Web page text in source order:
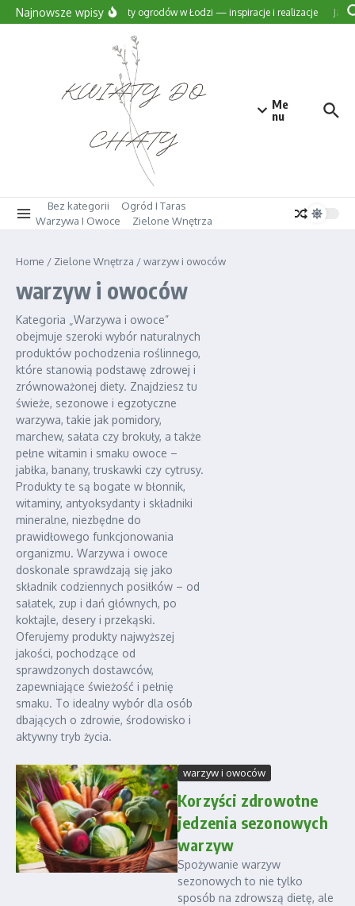
Przejdź do treści
Najnowsze wpisyProjekty ogrodów w Łodzi — inspiracje i realizacje Jak
Me
nu
Bez kategorii
Ogród I Taras
Warzywa I Owoce
Zielone Wnętrza
Home / Zielone Wnętrza /warzyw i owoców
warzyw i owoców
Kategoria „Warzywa i owoce”
obejmuje szeroki wybór naturalnych
produktów pochodzenia roślinnego,
które stanowią podstawę zdrowej i
zrównoważonej diety. Znajdziesz tu
świeże, sezonowe i egzotyczne
warzywa, takie jak pomidory,
marchew, sałata czy brokuły, a także
pełne witamin i smaku owoce –
jabłka, banany, truskawki czy cytrusy.
Produkty te są bogate w błonnik,
witaminy, antyoksydanty i składniki
mineralne, niezbędne do
prawidłowego funkcjonowania
organizmu. Warzywa i owoce
doskonale sprawdzają się jako
składnik codziennych posiłków – od
sałatek, zup i dań głównych, po
koktajle, desery i przekąski.
Oferujemy produkty najwyższej
jakości, pochodzące od
sprawdzonych dostawców,
zapewniające świeżość i pełnię
smaku. To idealny wybór dla osób
dbających o zdrowie, środowisko i
aktywny tryb życia.
warzyw i owoców
Korzyści zdrowotne
jedzenia sezonowych
warzyw
Spożywanie warzyw
sezonowych to nie tylko
sposób na zdrowszą dietę, ale